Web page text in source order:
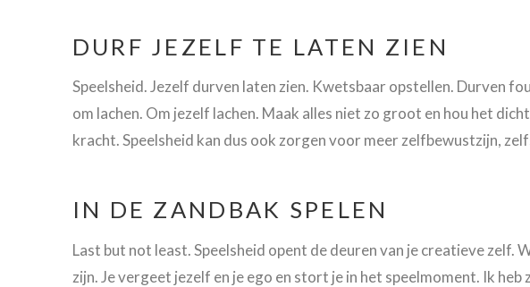
DURF JEZELF TE LATEN ZIEN
Speelsheid. Jezelf durven laten zien. Kwetsbaar opstellen. Durven
om lachen. Om jezelf lachen. Maak alles niet zo groot en hou het
kracht. Speelsheid kan dus ook zorgen voor meer zelfbewustzijn,
IN DE ZANDBAK SPELEN
Last but not least. Speelsheid opent de deuren van je creatieve zelf.
zijn. Je vergeet jezelf en je ego en stort je in het speelmoment. Ik